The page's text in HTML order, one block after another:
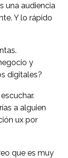
una audiencia
Y lo rápido
y
digitales?
a alguien
ux por
que es muy